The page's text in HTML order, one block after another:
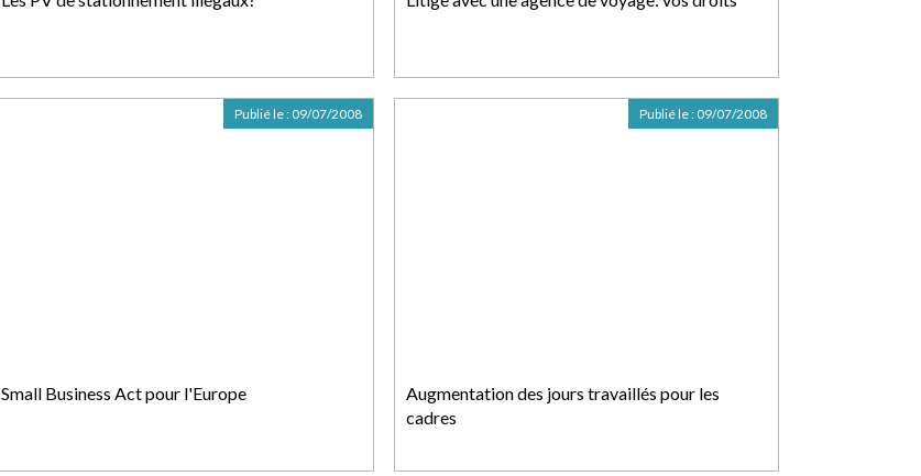
Small Business Act pour l'Europe
Publié le : 09/07/2008
Augmentation des jours travaillés pour les
cadres
Publié le : 09/07/2008